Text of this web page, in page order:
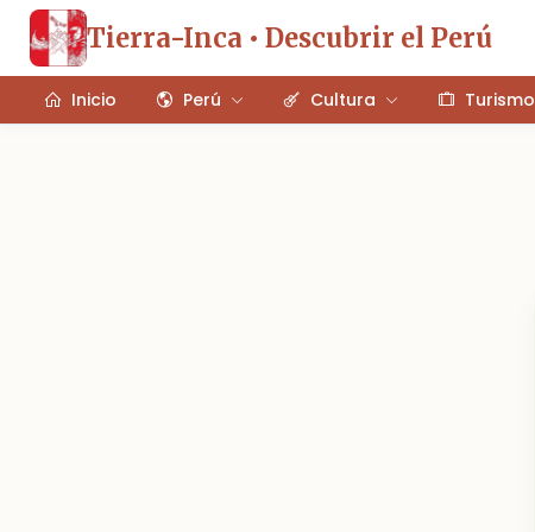
Tierra-Inca • Descubrir el Perú
Inicio Perú Cultura Turismo